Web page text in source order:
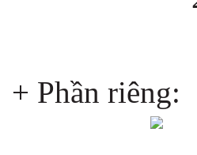
+ Phần riêng: